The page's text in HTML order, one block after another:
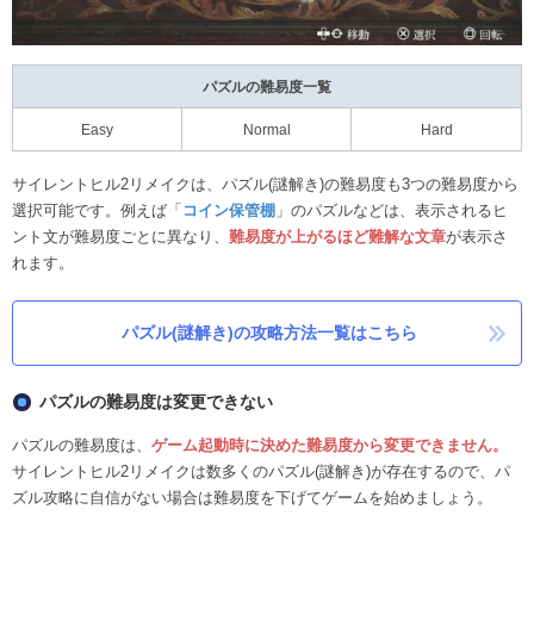
パズルの難易度一覧
Easy Normal Hard
サイレントヒル2リメイクは、パズル(謎解き)の難易度も3つの難易度から
選択可能です。例えば「 コイン保管棚 」のパズルなどは、表示されるヒ
ント文が難易度ごとに異なり、 難易度が上がるほど難解な文章が表示さ
れます。
パズル(謎解き)の攻略方法一覧はこちら
パズルの難易度は変更できない
パズルの難易度は、 ゲーム起動時に決めた難易度から変更できません。
サイレントヒル2リメイクは数多くのパズル(謎解き)が存在するので、パ
ズル攻略に自信がない場合は難易度を下げてゲームを始めましょう。